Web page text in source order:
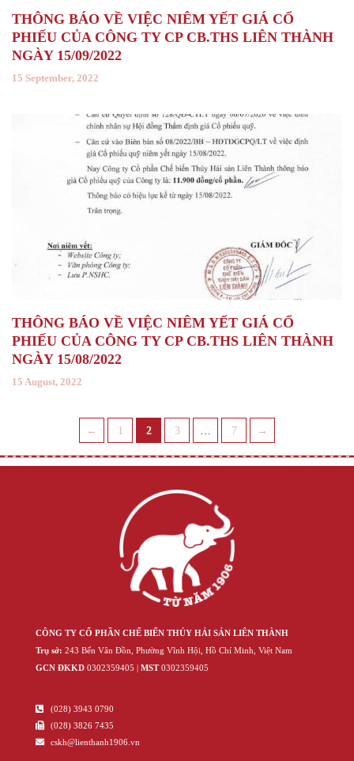
THÔNG BÁO VỀ VIỆC NIÊM YẾT GIÁ CỔ
PHIẾU CỦA CÔNG TY CP CB.THS LIÊN THÀNH
NGÀY 15/09/2022
15 September, 2022
THÔNG BÁO VỀ VIỆC NIÊM YẾT GIÁ CỔ
PHIẾU CỦA CÔNG TY CP CB.THS LIÊN THÀNH
NGÀY 15/08/2022
15 August, 2022
← Page
1 Page
2 Page
3 … Page
7 →
CÔNG TY CỔ PHẦN CHẾ BIẾN THỦY HẢI SẢN LIÊN THÀNH
Trụ sở: 243 Bến Vân Đồn, Phường Vĩnh Hội, Hồ Chí Minh, Việt Nam
GCN ĐKKD ‍030‍2359405 | MST‍030‍2359405
(028) 3943 0790
(028) 3826 7435
cskh@lienthanh1906.vn